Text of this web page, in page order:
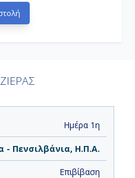
ΑΝΑΧΩΡΗΣΗ
Ημέρα 1η
- Πενσιλβάνια, Η.Π.Α.
Επιβίβαση